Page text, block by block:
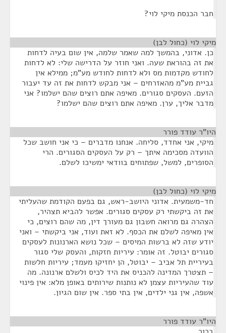
חבר הכנסת מיקי לוי?
מיקי לוי (כחול לבן)
כן. אדוני, בהמשך למה שאמר שלמה, אין שום בעיה לדחות
את זה בהוראת שעה. ואני חוזר על הדרישה שלי: לא לדחות
לחודש מקדמות מס ולא לדחות לחודש מע"מ; ממילא אין
גביית מע"מ מהאזרחים – אני מבקש לדחות את זה עד יעבור
הזעם. העסקים סגורים. מאיפה אתם רוצים שהם ישלמו? אני
מדבר אליך, ערן. מאיפה אתם רוצים שהם ישלמו?
היו"ר עודד פורר
מיקי, אני אחדד, סליחה. אנחנו מדברים – כי אני חושב שכל
הוועדה מסכימה איתך – רק על העסקים הסגורים. הרי
הסופרים, למשל, שפתוחים בוודאי ימשיכו לשלם.
מיקי לוי (כחול לבן)
חד-משמעית. אדוני היושב-ראש, גם בפעם הקודמת שהעליתי
את זה ביקשתי רק עסקים סגורים. אפשר להביא תצהיר,
הצהרה גם מרואה חשבון גם מעורך דין, מה שהם רוצים, כי
אין מאיפה לשלם את הכסף. לא זאת ועוד, אני ביקשתי – ואני
יודע שזה לא ברשות המיסים – שכל נושא הארנונות לעסקים
סגורים יבוטל. זה אומר: עיריות חזקות, והעסק שלי סגור
בעיריית תל אביב – יבוטל, הן יחזיקו מעמד; עיריות חלשות
– תצטרך המדינה להכניס את היד לכיס ולשלם ארנונה. מה
עוד שהעיריות עצמן לא נותנות שירותים באופן מלא: אין פינוי
אשפה, אין גני ילדים, אין בתי ספר. אין שום הגיון.
היו"ר עודד פורר